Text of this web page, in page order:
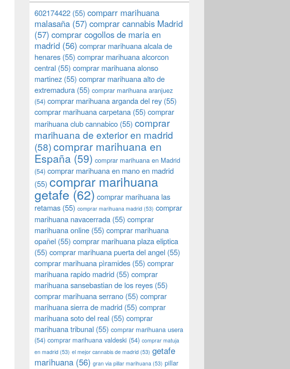
602174422 (55) comparr marihuana
malasaña (57) comprar cannabis Madrid
(57) comprar cogollos de maria en
madrid (56) comprar marihuana alcala de
henares (55) comprar marihuana alcorcon
central (55) comprar marihuana alonso
martinez (55) comprar marihuana alto de
extremadura (55) comprar marihuana aranjuez
(54) comprar marihuana arganda del rey (55)
comprar marihuana carpetana (55) comprar
marihuana club cannabico (55) comprar
marihuana de exterior en madrid
(58)comprar marihuana en
España (59) comprar marihuana en Madrid
(54) comprar marihuana en mano en madrid
(55) comprar marihuana
getafe (62) comprar marihuana las
retamas (55) comprar marihuana madrid (53) comprar
marihuana navacerrada (55) comprar
marihuana online (55) comprar marihuana
opañel (55) comprar marihuana plaza eliptica
(55) comprar marihuana puerta del angel (55)
comprar marihuana pìramides (55) comprar
marihuana rapido madrid (55) comprar
marihuana sansebastian de los reyes (55)
comprar marihuana serrano (55) comprar
marihuana sierra de madrid (55) comprar
marihuana soto del real (55) comprar
marihuana tribunal (55) comprar marihuana usera
(54) comprar marihuana valdeski (54) comprar matuja
en madrid (53) el mejor cannabis de madrid (53) getafe
marihuana (56) gran via pillar marihuana (53) pillar